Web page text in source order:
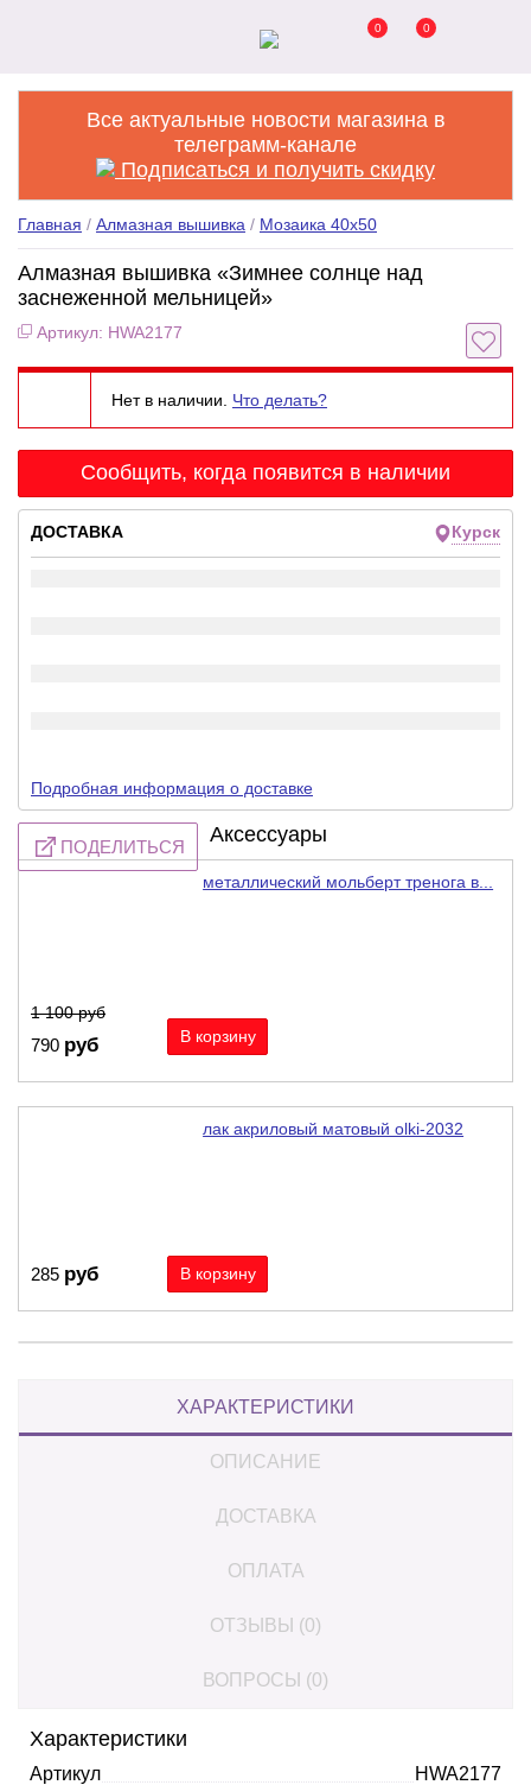
0 0
Все актуальные новости магазина в
телеграмм-канале
Подписаться и получить скидку
Главная / Алмазная вышивка / Мозаика 40x50
Алмазная вышивка «Зимнее солнце над
заснеженной мельницей»
Артикул: HWA2177
Нет в наличии. Что делать?
Сообщить, когда появится в наличии
ДОСТАВКА Курск
Подробная информация о доставке
ПОДЕЛИТЬСЯ
Аксессуары
металлический мольберт тренога в...
1 100руб
790 руб
лак акриловый матовый olki-2032
285 руб
ХАРАКТЕРИСТИКИ
ОПИСАНИЕ
ДОСТАВКА
ОПЛАТА
ОТЗЫВЫ (0)
ВОПРОСЫ (0)
Характеристики
Артикул
HWA2177